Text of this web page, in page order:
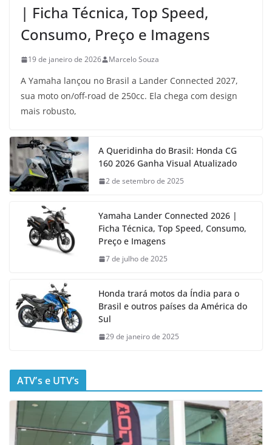
| Ficha Técnica, Top Speed,
Consumo, Preço e Imagens
19 de janeiro de 2026 Marcelo Souza
A Yamaha lançou no Brasil a Lander Connected 2027,
sua moto on/off-road de 250cc. Ela chega com design
mais robusto,
A Queridinha do Brasil: Honda CG
160 2026 Ganha Visual Atualizado
2 de setembro de 2025
Yamaha Lander Connected 2026 |
Ficha Técnica, Top Speed, Consumo,
Preço e Imagens
7 de julho de 2025
Honda trará motos da Índia para o
Brasil e outros países da América do
Sul
29 de janeiro de 2025
ATV’s e UTV’s